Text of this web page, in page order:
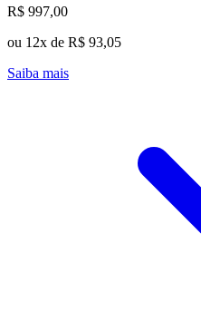
R$ 997,00
ou 12x de R$ 93,05
Saiba mais